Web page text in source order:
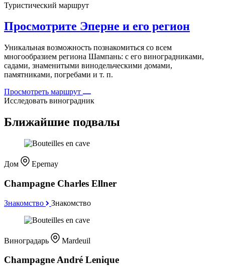
Туристический маршрут
Просмотрите Эперне и его регион
Уникальная возможность познакомиться со всем
многообразием региона Шампань: с его виноградниками,
садами, знаменитыми винодельческими домами,
памятниками, погребами и т. п.
Просмотреть маршрут
Исследовать виноградник
Ближайшие подвалы
Дом Epernay
Champagne Charles Ellner
Знакомство Знакомство
Виноградарь Mardeuil
Champagne André Lenique